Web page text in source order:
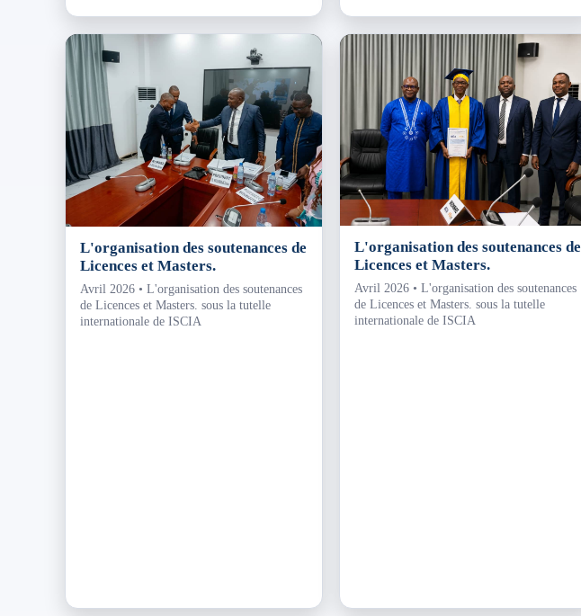
L'organisation des soutenances de
Licences et Masters.
Avril 2026 • L'organisation des soutenances
de Licences et Masters. sous la tutelle
internationale de ISCIA
L'organisation des soutenances de
Licences et Masters.
Avril 2026 • L'organisation des soutenances
de Licences et Masters. sous la tutelle
internationale de ISCIA